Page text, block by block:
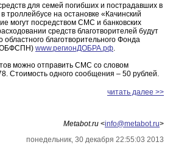
для семей погибших и пострадавших в
троллейбусе на остановке «Качинский
могут посредством СМС и банковских
средств благотворителей будут
областного благотворительного Фонда
www.регионДОБРА.рф.
можно отправить СМС со словом
Стоимость одного сообщения – 50 рублей.
читать далее >>
Metabot.ru <info@metabot.ru>
понедельник, 30 декабря 22:55:03 2013